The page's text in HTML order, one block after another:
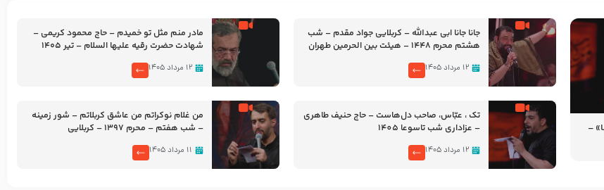
–
جانا جانا ابی عبدالله – کربلایی جواد مقدم – شب
هشتم محرم 1448 – هیئت بین الحرمین طهران
۱۲ مرداد ۱۴۰۵
مادر منم مثل تو خمیدم – حاج محمود کریمی –
شهادت حضرت رقیه علیها السلام – تیر ۱۴۰۵
۱۲ مرداد ۱۴۰۵
تک ، عبّاس، صاحب دل‌هاست – حاج حنیف طاهری
– عزاداری شب تاسوعا 1405
۱۲ مرداد ۱۴۰۵
من غلام نوکراتم من عاشق کربلاتم – شور زمینه
– شب هفتم – محرم 1397 – کربلایی
۱۱ مرداد ۱۴۰۵